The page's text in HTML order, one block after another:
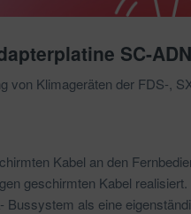
SC-
Klimageräten der FDS-,
Kabel an den
geschirmten Kabel realisiert.
als eine